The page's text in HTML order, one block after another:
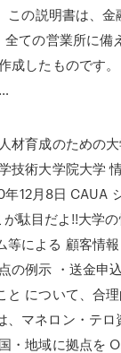
この説明書は、
ての営業所に備
成したものです
材育成のための
技術大学院大学
12月8日 CAUA
駄目だよ!!大学
等による 顧客情
の例示 ・送金申
と について、合
、マネロン・テロ
・地域に拠点を